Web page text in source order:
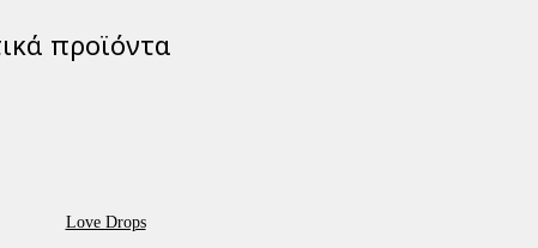
προϊόντα
Love Drops